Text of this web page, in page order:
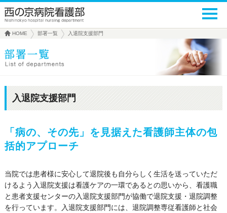
HOME 部署一覧 入退院支援部門
入退院支援部門
「病の、その先」を見据えた看護師主体の包
括的アプローチ
当院では患者様に安心して退院後も自分らしく生活を送っていただ
けるよう入退院支援は看護ケアの一環であるとの思いから、看護職
と患者支援センターの入退院支援部門が協働で退院支援・退院調整
を行っています。入退院支援部門には、退院調整専従看護師と社会